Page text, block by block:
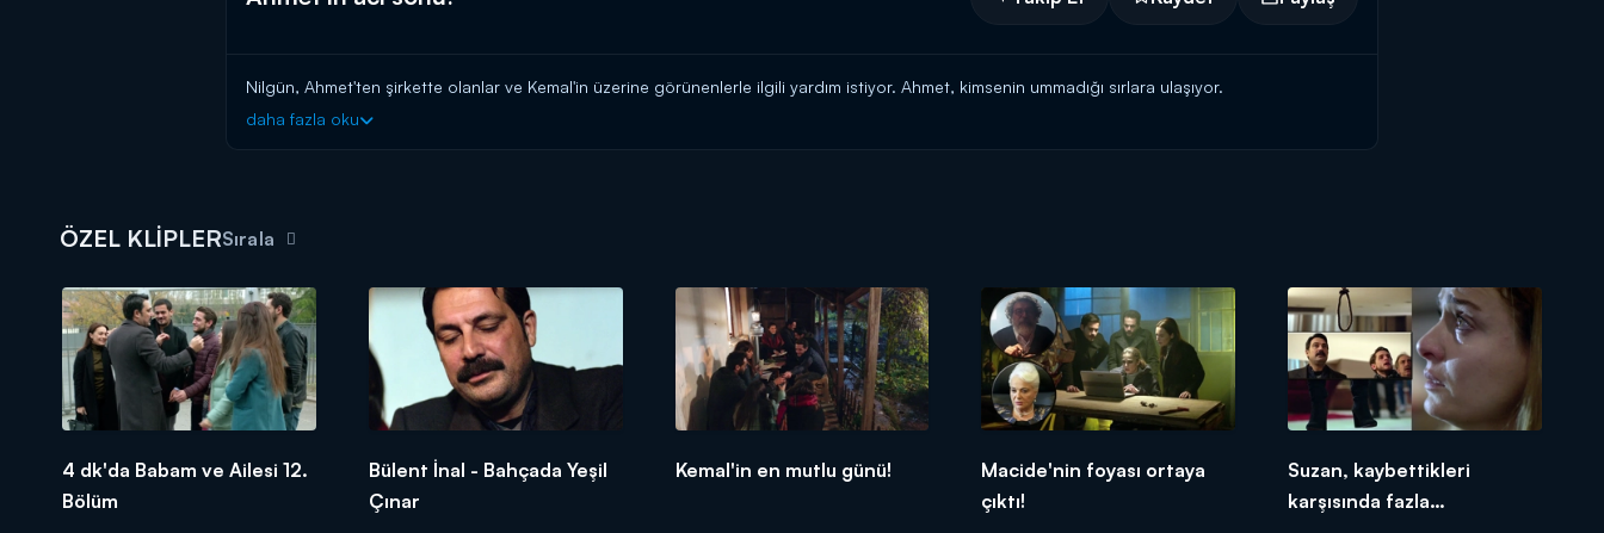
Nilgün, Ahmet'ten şirkette olanlar ve Kemal'in üzerine görünenlerle ilgili yardım istiyor. Ahmet, kimsenin ummadığı sırlara ulaşıyor.
daha fazla oku
ÖZEL KLİPLERSırala
4 dk'da Babam ve Ailesi 12.
Bölüm
Bülent İnal - Bahçada Yeşil
Çınar
Kemal'in en mutlu günü!
Macide'nin foyası ortaya
çıktı!
Suzan, kaybettikleri
karşısında fazla